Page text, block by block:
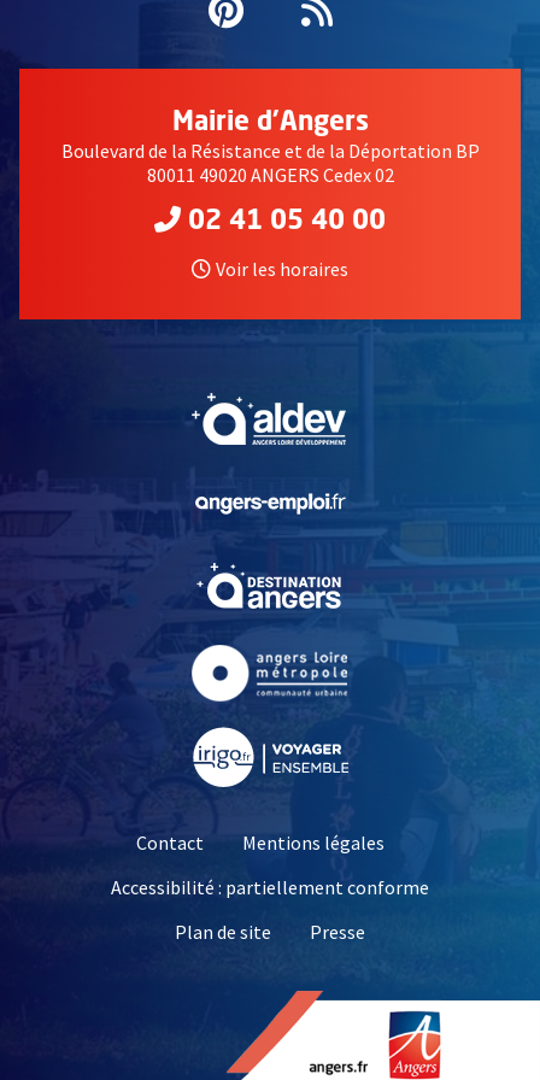
Pinterest
, Ouvre une
Flux RSS
Mairie d'Angers
Boulevard de la Résistance et de la Déportation BP
80011 49020 ANGERS Cedex 02
02 41 05 40 00
Voir les horaires
, Ouvre une nouvelle
, Ouvre une nouvelle
Contact
Mentions légales
Accessibilité : partiellement conforme
Plan de site
Presse